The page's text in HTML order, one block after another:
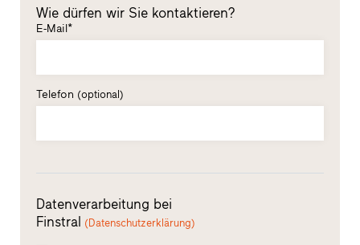
Wie dürfen wir Sie kontaktieren?
E-Mail*
Telefon (optional)
Datenverarbeitung bei
Finstral (Datenschutzerklärung)